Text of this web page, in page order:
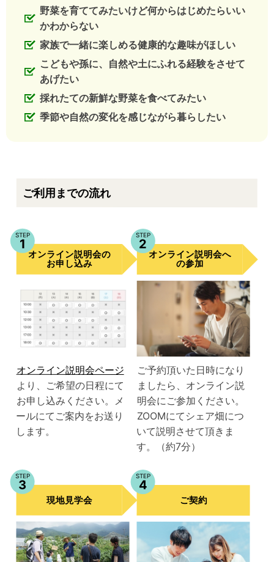
野菜を育ててみたいけど何からはじめたらいい
かわからない
家族で一緒に楽しめる健康的な趣味がほしい
こどもや孫に、自然や土にふれる経験をさせて
あげたい
採れたての新鮮な野菜を食べてみたい
季節や自然の変化を感じながら暮らしたい
ご利用までの流れ
STEP
1
オンライン説明会の
お申し込み
オンライン説明会ページ
より、ご希望の日程にて
お申し込みください。メ
ールにてご案内をお送り
します。
STEP
2
オンライン説明会へ
の参加
ご予約頂いた日時になり
ましたら、オンライン説
明会にご参加ください。
ZOOMにてシェア畑につ
いて説明させて頂きま
す。（約7分）
STEP
3
現地見学会
STEP
4
ご契約